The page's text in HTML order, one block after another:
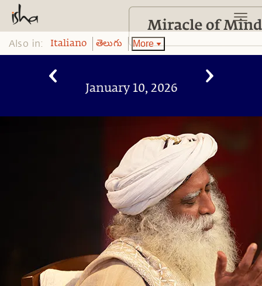
Also in: Italiano తెలుగు More
January 10, 2026